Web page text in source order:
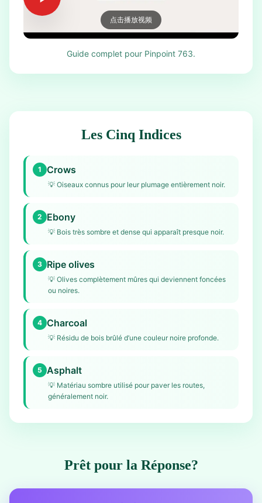
点击播放视频
Guide complet pour Pinpoint 763.
Les Cinq Indices
1 Crows
💡 Oiseaux connus pour leur plumage entièrement noir.
2 Ebony
💡 Bois très sombre et dense qui apparaît presque noir.
3 Ripe olives
💡 Olives complètement mûres qui deviennent foncées
ou noires.
4 Charcoal
💡 Résidu de bois brûlé d’une couleur noire profonde.
5 Asphalt
💡 Matériau sombre utilisé pour paver les routes,
généralement noir.
Prêt pour la Réponse?